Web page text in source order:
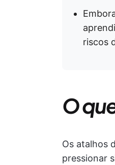
riscos
O
Os atalhos
pressionar